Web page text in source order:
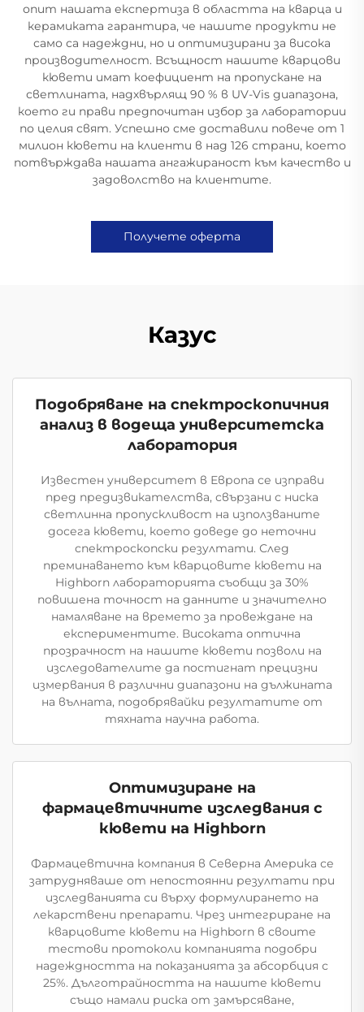
опит нашата експертиза в областта на кварца и
керамиката гарантира, че нашите продукти не
само са надеждни, но и оптимизирани за висока
производителност. Всъщност нашите кварцови
кювети имат коефициент на пропускане на
светлината, надхвърлящ 90 % в UV-Vis диапазона,
което ги прави предпочитан избор за лаборатории
по целия свят. Успешно сме доставили повече от 1
милион кювети на клиенти в над 126 страни, което
потвърждава нашата ангажираност към качество и
задоволство на клиентите.
Получете оферта
Казус
Подобряване на спектроскопичния
анализ в водеща университетска
лаборатория
Известен университет в Европа се изправи
пред предизвикателства, свързани с ниска
светлинна пропускливост на използваните
досега кювети, което доведе до неточни
спектроскопски резултати. След
преминаването към кварцовите кювети на
Highborn лабораторията съобщи за 30%
повишена точност на данните и значително
намаляване на времето за провеждане на
експериментите. Високата оптична
прозрачност на нашите кювети позволи на
изследователите да постигнат прецизни
измервания в различни диапазони на дължината
на вълната, подобрявайки резултатите от
тяхната научна работа.
Оптимизиране на
фармацевтичните изследвания с
кювети на Highborn
Фармацевтична компания в Северна Америка се
затрудняваше от непостоянни резултати при
изследванията си върху формулирането на
лекарствени препарати. Чрез интегриране на
кварцовите кювети на Highborn в своите
тестови протоколи компанията подобри
надеждността на показанията за абсорбция с
25%. Дълготрайността на нашите кювети
също намали риска от замърсяване,